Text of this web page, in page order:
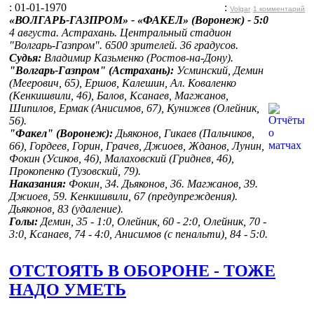
: 01-01-1970 : Volgar 1 комментарий
«ВОЛГАРЬ-ГАЗПРОМ» - «ФАКЕЛ» (Воронеж) - 5:0
4 августа. Астрахань. Центральный стадион
"Волгарь-Газпром". 6500 зрителей. 36 градусов.
Судья: Владимир Казьменко (Ростов-на-Дону).
"Волгарь-Газпром" (Астрахань): Усминский, Демин
(Меерович, 65), Ершов, Калешин, Ал. Коваленко
(Кенкишвили, 46), Балов, Ксанаев, Магжанов,
Шипилов, Ермак (Анисимов, 67), Кунижев (Олейник,
56).
"Факел" (Воронеж): Дьяконов, Гикаев (Пальчиков,
66), Гордеев, Горин, Грачев, Джиоев, Жданов, Лунин,
Фокин (Усиков, 46), Малаховский (Гриднев, 46),
Прокопенко (Тузовский, 79).
Наказания: Фокин, 34. Дьяконов, 36. Магжанов, 39.
Джиоев, 59. Кенкишвили, 67 (предупреждения).
Дьяконов, 83 (удаление).
Голы: Демин, 35 - 1:0, Олейник, 60 - 2:0, Олейник, 70 -
3:0, Ксанаев, 74 - 4:0, Анисимов (с пенальти), 84 - 5:0.
ОТСТОЯТЬ В ОБОРОНЕ - ТОЖЕ
НАДО УМЕТЬ